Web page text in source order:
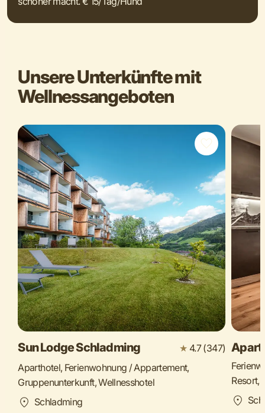
Unsere Unterkünfte mit
Wellnessangeboten
Sun Lodge Schladming ★ 4.7 (347)
Aparthotel, Ferienwohnung / Appartement,
Gruppenunterkunft, Wellnesshotel
Schladming
Resort,